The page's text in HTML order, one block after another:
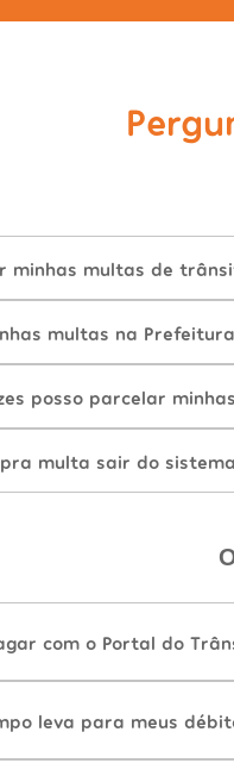
minhas multas de
multas na
posso parcelar
multa sair do
com o Portal do
leva para meus